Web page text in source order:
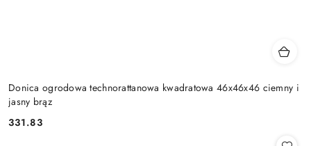
Donica ogrodowa technorattanowa kwadratowa 46x46x46 ciemny i
jasny brąz
Cena:
331.83